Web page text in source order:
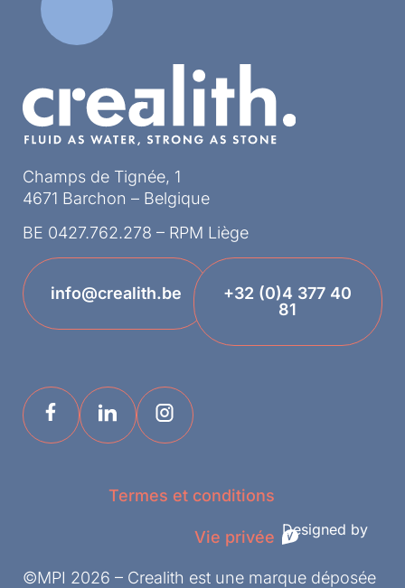
Champs de Tignée, 1
4671 Barchon – Belgique
BE 0427.762.278 – RPM Liège
info@crealith.be
+32 (0)4 377 40
81
©MPI 2026 – Crealith est une marque déposée
Termes et conditions
Vie privée Designed by